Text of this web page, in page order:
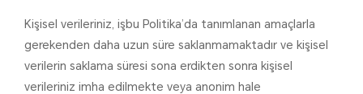
Kişisel verileriniz, işbu Politika’da tanımlanan amaçlarla
gerekenden daha uzun süre saklanmamaktadır ve kişisel
verilerin saklama süresi sona erdikten sonra kişisel
verileriniz imha edilmekte veya anonim hale